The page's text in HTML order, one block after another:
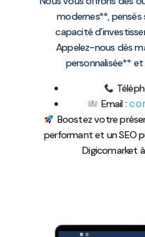
modernes**,
capacité
Appelez-nous dès
personnalisée**
Email :
Boostez votre
performant et un SEO
Digicomarket à